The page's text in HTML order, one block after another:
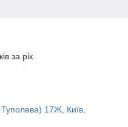
за рік
Туполева) 17Ж, Київ,